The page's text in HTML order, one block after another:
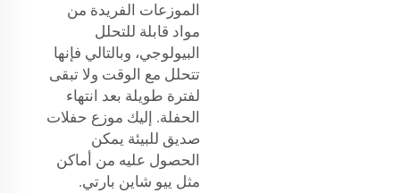
الموزعات الفريدة من
مواد قابلة للتحلل
البيولوجي، وبالتالي فإنها
تتحلل مع الوقت ولا تبقى
لفترة طويلة بعد انتهاء
الحفلة. إليك موزع حفلات
صديق للبيئة يمكن
الحصول عليه من أماكن
مثل ييو شاين بارتي.